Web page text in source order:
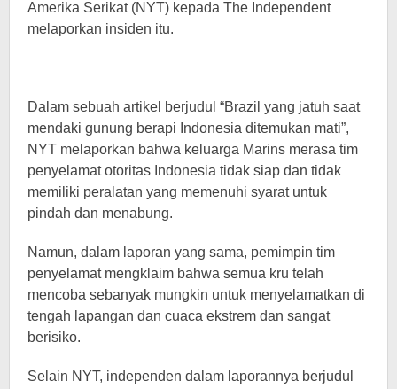
Amerika Serikat (NYT) kepada The Independent
melaporkan insiden itu.
Dalam sebuah artikel berjudul “Brazil yang jatuh saat
mendaki gunung berapi Indonesia ditemukan mati”,
NYT melaporkan bahwa keluarga Marins merasa tim
penyelamat otoritas Indonesia tidak siap dan tidak
memiliki peralatan yang memenuhi syarat untuk
pindah dan menabung.
Namun, dalam laporan yang sama, pemimpin tim
penyelamat mengklaim bahwa semua kru telah
mencoba sebanyak mungkin untuk menyelamatkan di
tengah lapangan dan cuaca ekstrem dan sangat
berisiko.
Selain NYT, independen dalam laporannya berjudul